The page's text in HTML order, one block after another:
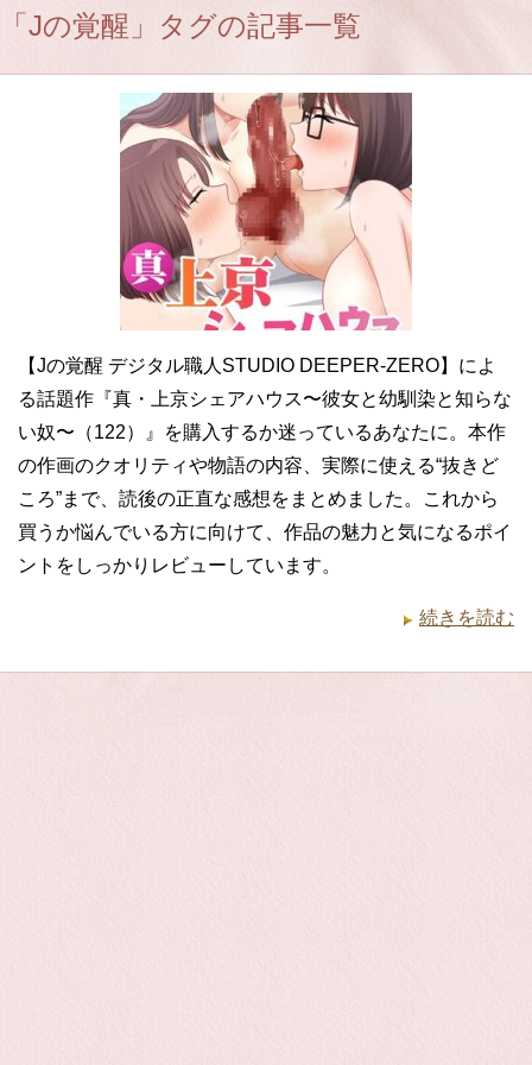
「Jの覚醒」タグの記事一覧
【Jの覚醒 デジタル職人STUDIO DEEPER-ZERO】によ
る話題作『真・上京シェアハウス〜彼女と幼馴染と知らな
い奴〜（122）』を購入するか迷っているあなたに。本作
の作画のクオリティや物語の内容、実際に使える“抜きど
ころ”まで、読後の正直な感想をまとめました。これから
買うか悩んでいる方に向けて、作品の魅力と気になるポイ
ントをしっかりレビューしています。
続きを読む